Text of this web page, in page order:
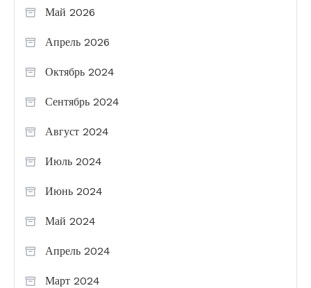
Май 2026
Апрель 2026
Октябрь 2024
Сентябрь 2024
Август 2024
Июль 2024
Июнь 2024
Май 2024
Апрель 2024
Март 2024